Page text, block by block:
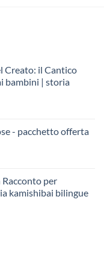
Creato: il Cantico
bambini | storia
- pacchetto offerta
per
kamishibai bilingue